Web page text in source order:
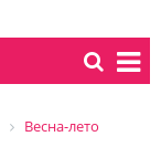
Весна-лето